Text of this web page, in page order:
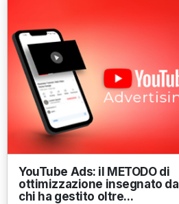
YouTube Ads: il METODO di
ottimizzazione insegnato da
chi ha gestito oltre...